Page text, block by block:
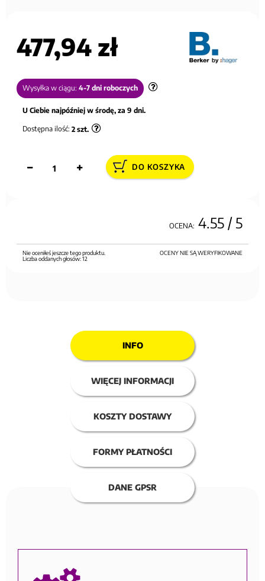
477,94 zł
Wysyłka w ciągu: 4-7 dni roboczych
U Ciebie najpóźniej w środę, za 9 dni.
Dostępna ilość: 2 szt.
DO KOSZYKA
OCENA: 4.55 / 5
OCENY NIE SĄ WERYFIKOWANE
Nie oceniłeś jeszcze tego produktu.
Liczba oddanych głosów:12
INFO
WIĘCEJ INFORMACJI
KOSZTY DOSTAWY
FORMY PŁATNOŚCI
DANE GPSR